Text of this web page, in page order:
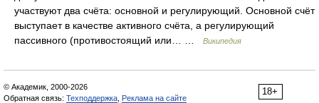
участвуют два счёта: основной и ре­гулирующий. Основной счёт
выступает в качестве активного счёта, а регулирующий
пассивного (противостоящий или… …
Википедия
18+
© Академик, 2000-2026
Обратная связь: Техподдержка Реклама на сайте